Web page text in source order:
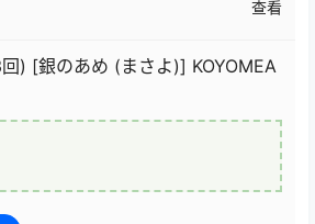
查看
) [銀のあめ (まさよ)] KOYOMEA